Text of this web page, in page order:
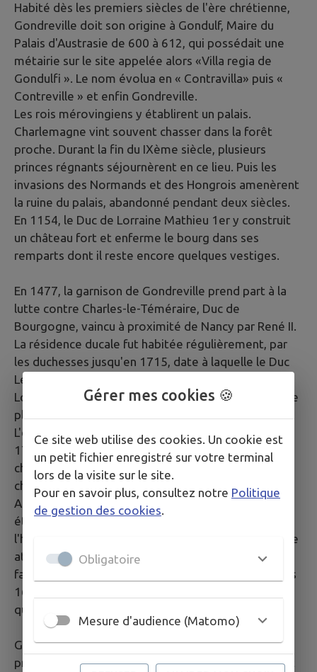
Habité dès les premiers siècles de l'ère chrétienne,
Gondreville doit son origine à Gondulf, Maire du
Palais d'Austrasie de 600 à 612, qui possédait une
métairie sur le site appelée alors «Villa regia de
Gondulfi ». Le nom évolua en « Contravilla» puis «
Contreville » et enfin Gondreville.
Les rois mérovingiens y établirent un palais.
Charlemagne vint souvent chasser dans la forêt
proche. Durant la fin du IXème siècle, plusieurs
princes régnants séjournèrent en ce lieu. Puis les
invasions des Normands et des Hongrois amenèrent
la ruine du palais, abandonné pendant deux siècles.
En 1154, le Duc de Lorraine Mathieu 1er y construit
un château fort et enferme le bourg dans ses
remparts dont il reste encore quelques vestiges.
En 1477, la garnison de Gondreville prend part à la
lutte contre Charles-le-Téméraire, Duc de
Bourgogne, vaincu à proximité de Nancy par René II.
La résidence ducale fut habitée régulièrement, par
les duchesses jusqu'en 1715, date à laquelle le Duc
Léopold céda le château à son cousin Emmanuel de
Lorraine, prince d'Elbeuf, qui construisit un édifice de
plusieurs habitations.
L'église Notre-Dame de l'Assomption, édifiée en
1775 sur l'emplacement d'une ancienne chapelle du
château, comprend des vitraux d'époque dans le
choeur et de facture moderne dans la nef.
Au XVIIème siècle, une certaine prospérité était
établie, mais comme dans toute la Lorraine,
l'horrible Guerre de trente Ans, les épidémies et une
atroce famine ravagèrent le pays. Une centaine de
familles seulement peuplaient encore le village vers
1680. Ensuite, il fallut plus de cent vingt ans pour
qu'elle retrouve sa population de l'époque.
Gondreville fut, jusqu'en 1751, le chef-lieu d'une
prévôté qui dépendait du baillage de Nancy et dont
Gérer mes cookies 🍪
Ce site web utilise des cookies. Un cookie est
un petit fichier enregistré sur votre terminal
lors de la visite sur le site.
Pour en savoir plus, consultez notre Politique
de gestion des cookies.
Obligatoire
Mesure d'audience (Matomo)